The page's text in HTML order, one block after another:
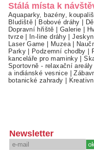
Stálá místa k
Aquaparky, bazény,
Bludiště
Bobové dráhy
Dopravní hřiště
Galerie
tvrze| In-line dráhy |
Laser Game
Muzea|
Parky| Podzemní chodby
kanceláře pro maminky |
Sportovně - relaxační areály
a indiánské vesnice |
botanické zahrady
Newsletter